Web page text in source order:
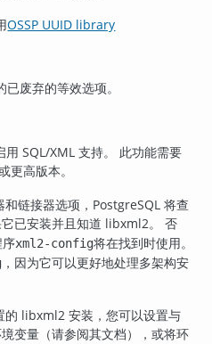
OSSP UUID library
已废弃的等效选项。
SQL/XML 支持。 此功能需要
更高版本。
链接器选项，PostgreSQL 将查
它已安装并且知道 libxml2。 否
xml2-config将在找到时使用。
，因为它可以更好地处理多架构安
的 libxml2 安装，您可以设置与
变量（请参阅其文档），或将环